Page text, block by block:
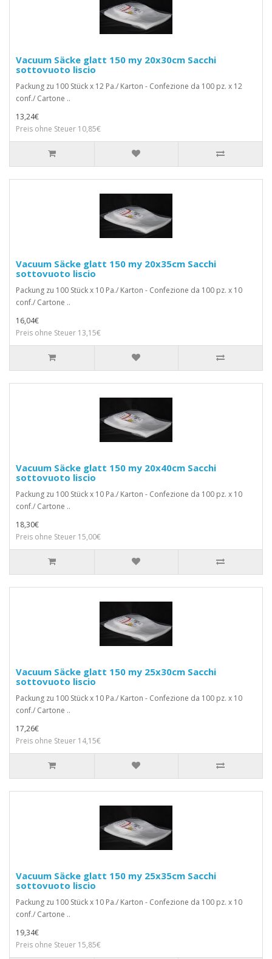
Vacuum Säcke glatt 150 my 20x30cm Sacchi
sottovuoto liscio
Packung zu 100 Stück x 12 Pa./ Karton - Confezione da 100 pz. x 12
conf./ Cartone ..
13,24€
Preis ohne Steuer 10,85€
Vacuum Säcke glatt 150 my 20x35cm Sacchi
sottovuoto liscio
Packung zu 100 Stück x 10 Pa./ Karton - Confezione da 100 pz. x 10
conf./ Cartone ..
16,04€
Preis ohne Steuer 13,15€
Vacuum Säcke glatt 150 my 20x40cm Sacchi
sottovuoto liscio
Packung zu 100 Stück x 10 Pa./ Karton - Confezione da 100 pz. x 10
conf./ Cartone ..
18,30€
Preis ohne Steuer 15,00€
Vacuum Säcke glatt 150 my 25x30cm Sacchi
sottovuoto liscio
Packung zu 100 Stück x 10 Pa./ Karton - Confezione da 100 pz. x 10
conf./ Cartone ..
17,26€
Preis ohne Steuer 14,15€
Vacuum Säcke glatt 150 my 25x35cm Sacchi
sottovuoto liscio
Packung zu 100 Stück x 10 Pa./ Karton - Confezione da 100 pz. x 10
conf./ Cartone ..
19,34€
Preis ohne Steuer 15,85€